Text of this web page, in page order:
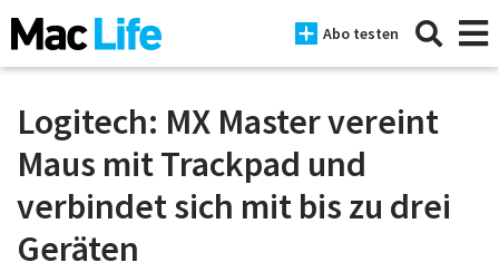
Abo testen
News
iPhone
Logitech: MX Master vereint
Maus mit Trackpad und
verbindet sich mit bis zu drei
Geräten